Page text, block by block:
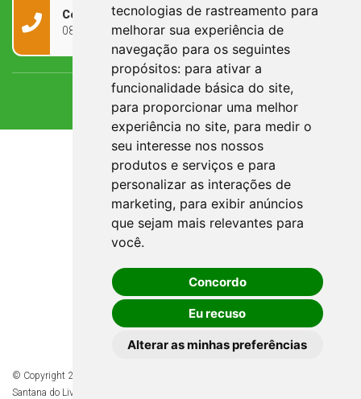
tecnologias de rastreamento para
melhorar sua experiência de
navegação para os seguintes
propósitos: para ativar a
funcionalidade básica do site,
para proporcionar uma melhor
experiência no site, para medir o
seu interesse nos nossos
produtos e serviços e para
personalizar as interações de
marketing, para exibir anúncios
que sejam mais relevantes para
você.
Concordo
Eu recuso
Alterar as minhas preferências
Contato
0800 090 2050
© Copyright 2026 - Todos os direitos reservados à Prefeitura de
Santana do Livramento/RS